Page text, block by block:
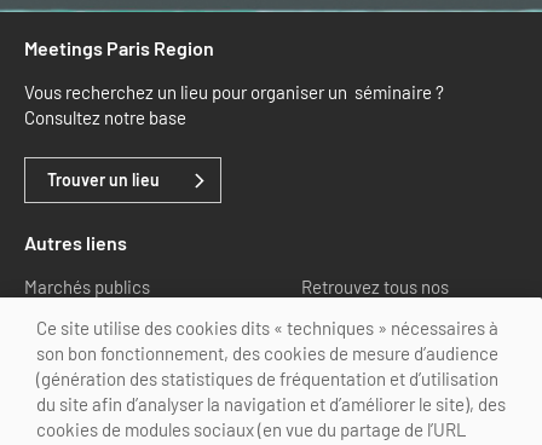
Meetings Paris Region
Vous recherchez un lieu pour organiser un séminaire ?
Consultez notre base
Trouver un lieu
Autres liens
Marchés publics
Retrouvez tous nos
Nous suivre
Ce site utilise des cookies dits « techniques » nécessaires à
son bon fonctionnement, des cookies de mesure d’audience
(génération des statistiques de fréquentation et d’utilisation
du site afin d’analyser la navigation et d’améliorer le site), des
cookies de modules sociaux (en vue du partage de l’URL